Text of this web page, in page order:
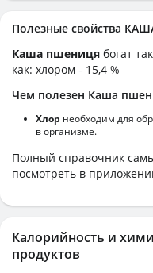
Полезные свойства
Каша пшениця богат
как: хлором - 15,4 %
Чем полезен Каша
Хлор необходим для
в организме.
Полный справочник
посмотреть в
Калорийность и
продуктов